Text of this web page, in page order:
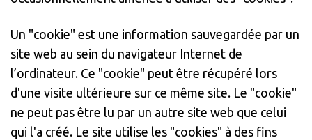
Un "cookie" est une information sauvegardée par un
site web au sein du navigateur Internet de
l’ordinateur. Ce "cookie" peut être récupéré lors
d'une visite ultérieure sur ce même site. Le "cookie"
ne peut pas être lu par un autre site web que celui
qui l'a créé. Le site utilise les "cookies" à des fins